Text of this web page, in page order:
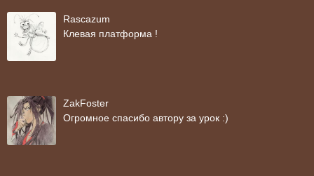
Rascazum
Клевая платформа !
ZakFoster
Огромное спасибо автору за урок :)